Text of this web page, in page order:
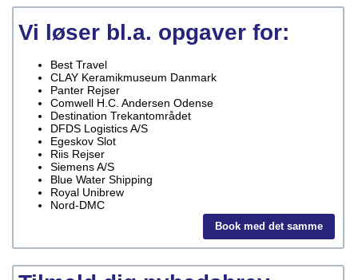
Vi løser bl.a. opgaver for:
Best Travel
CLAY Keramikmuseum Danmark
Panter Rejser
Comwell H.C. Andersen Odense
Destination Trekantområdet
DFDS Logistics A/S
Egeskov Slot
Riis Rejser
Siemens A/S
Blue Water Shipping
Royal Unibrew
Nord-DMC
Book med det samme